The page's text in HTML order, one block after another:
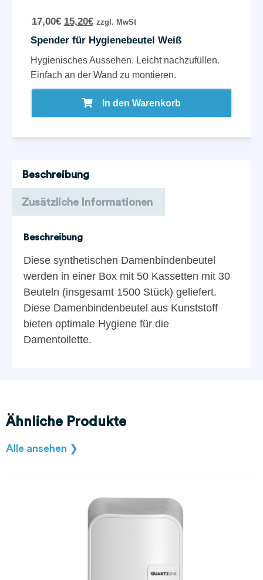
Beschreibung
Zusätzliche Informationen
Beschreibung
Diese synthetischen Damenbindenbeutel
werden in einer Box mit 50 Kassetten mit 30
Beuteln (insgesamt 1500 Stück) geliefert.
Diese Damenbindenbeutel aus Kunststoff
bieten optimale Hygiene für die
Damentoilette.
17,00€ 15,20€ zzgl. MwSt
Spender für Hygienebeutel Weiß
Hygienisches Aussehen. Leicht nachzufüllen.
Einfach an der Wand zu montieren.
In den Warenkorb
Ähnliche Produkte
Alle ansehen ❯